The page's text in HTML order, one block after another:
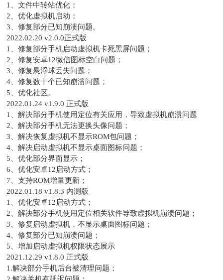
1、文件中转站优化；
2、优化虚拟机启动；
3、修复部分已知崩溃问题。
2022.02.20 v2.0.0正式版
1、修复部分手机启动虚拟机卡死黑屏问题；
2、修复安卓12微信图标空白问题；
3、修复悬浮球丢失问题；
4、修复数十个已知崩溃问题；
5、优化社区。
2022.01.24 v1.9.0 正式版
1、解决部分手机使用定位有关应用，导致虚拟机崩溃问题
2、解决部分手机无法更换头像问题；
3、解决恢复虚拟机不显示ROM包问题；
4、解决启动虚拟机不显示桌面图标问题；
5、优化部分界面显示；
6、优化安卓12启动方式；
7、支持ROM增量更新；
2022.01.18 v1.8.3 内测版
1、优化安卓12启动方式；
2、解决部分手机使用定位相关软件导致虚拟机崩溃问题；
3、修复启动虚拟机，不显示桌面图标问题；
4、修复部分已知崩溃问题；
5、增加启动虚拟机权限状态展示
2021.12.29 v1.8.0 正式版
1.解决部分手机后台被清理问题；